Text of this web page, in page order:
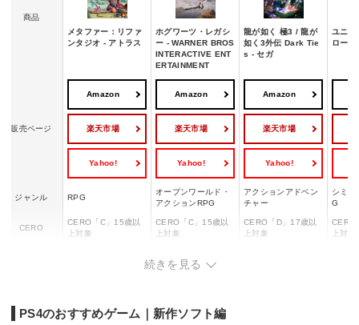
商品
メタファー：リファ
ンタジオ - アトラス
ホグワーツ・レガシ
ー - WARNER BROS
INTERACTIVE ENT
ERTAINMENT
龍が如く 極3 / 龍が
如く3外伝 Dark Tie
s - セガ
ユニコ
ロー
販売ページ
Amazon
楽天市場
Yahoo!
Amazon
楽天市場
Yahoo!
Amazon
楽天市場
Yahoo!
ジャンル RPG
オープンワールド・
アクションRPG
アクションアドベン
チャー
シミュ
G
CERO
CERO「C」15歳以
上対象
CERO「C」15歳以
上対象
CERO「D」17歳以
上対象
CERO
上対象
続きを見る
PS4のおすすめゲーム｜新作ソフト編